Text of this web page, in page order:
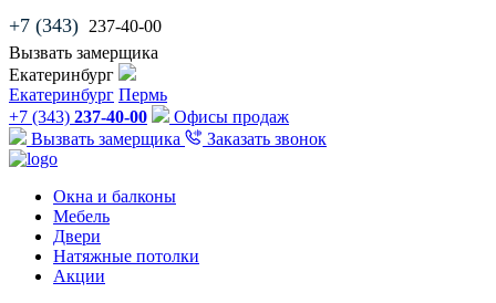
+7 (343) 237-40-00
Вызвать замерщика
Екатеринбург
Екатеринбург Пермь
+7 (343) 237-40-00
Офисы продаж
Вызвать замерщика
Заказать звонок
Окна и балконы
Мебель
Двери
Натяжные потолки
Акции